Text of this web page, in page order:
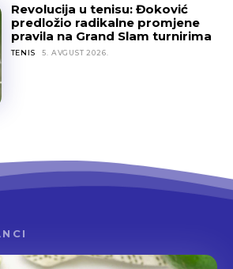
Revolucija u tenisu: Đoković
predložio radikalne promjene
pravila na Grand Slam turnirima
TENIS 5. AVGUST 2026.